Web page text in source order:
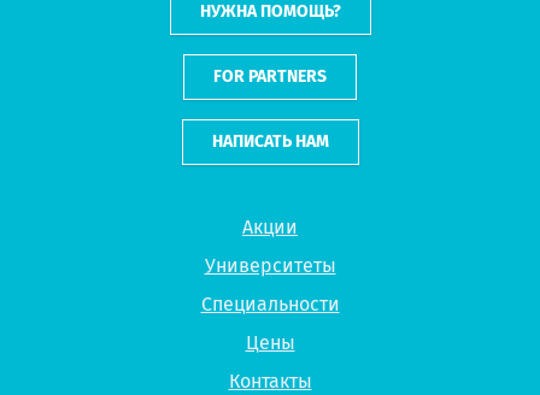
Акции
Университеты
Специальности
Цены
Контакты
НУЖНА ПОМОЩЬ?
FOR PARTNERS
НАПИСАТЬ НАМ